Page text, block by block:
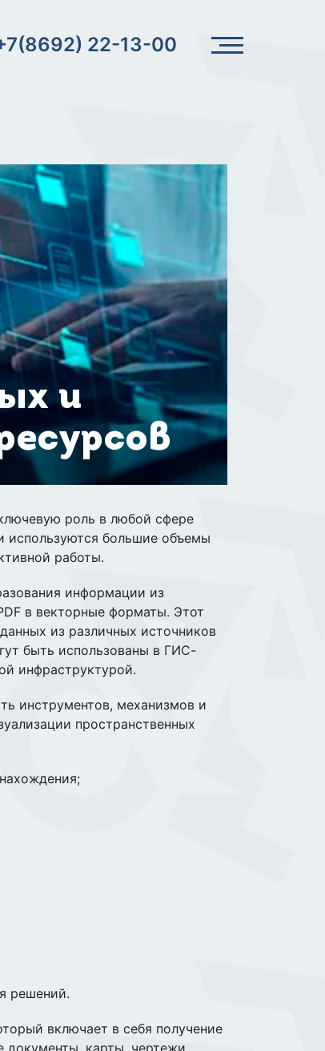
22-13-00
и
роль в любой сфере
используются большие объемы
работы.
информации из
в векторные форматы. Этот
из различных источников
быть использованы в ГИС-
инфраструктурой.
инструментов, механизмов и
пространственных
решений.
включает в себя получение
документы, карты, чертежи,